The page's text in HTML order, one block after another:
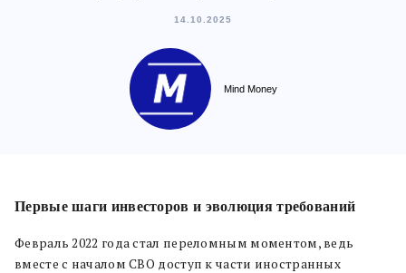
14.10.2025
Mind Money
Первые шаги инвесторов и эволюция требований
Февраль 2022 года стал переломным моментом, ведь
вместе с началом СВО доступ к части иностранных